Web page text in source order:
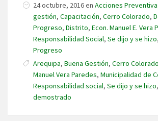
24 octubre, 2016 en Acciones
gestión, Capacitación, Cerro Colorado,
Progreso, Distrito, Econ. Manuel E. Vera
Responsabilidad Social, Se dijo y se hizo,
Progreso
Arequipa, Buena Gestión, Cerro Colorado
Manuel Vera Paredes, Municipalidad de
Responsabilidad social, Se dijo y se hizo,
demostrado